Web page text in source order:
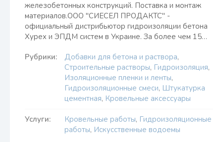
железобетонных конструкций. Поставка и монтаж
материалов.ООО "СИЕСЕЛ ПРОДАКТС" -
официальный дистрибьютор гидроизоляции бетона
Xypex и ЭПДМ систем в Украине. За более чем 15…
Рубрики: Добавки для бетона и раствора,
Строительные растворы, Гидроизоляция,
Изоляционные пленки и ленты,
Гидроизоляционные смеси, Штукатурка
цементная, Кровельные аксессуары
Услуги: Кровельные работы, Гидроизоляционные
работы, Искусственные водоемы